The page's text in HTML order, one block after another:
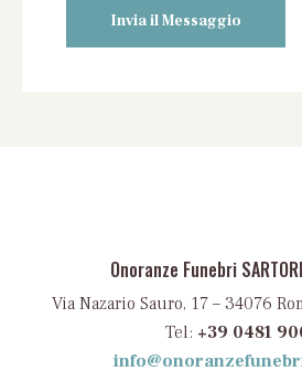
Onoranze Funebri
Via Nazario Sauro, 17 – 34076
Tel: +39 0481